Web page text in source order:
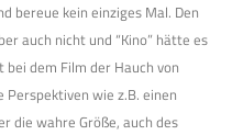
bereue kein einziges Mal. Den
auch nicht und “Kino” hätte es
dem Film der Hauch von
wie z.B. einen
die wahre Größe, auch des